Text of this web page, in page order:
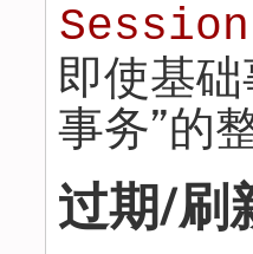
即使基
事务”的
过期/刷